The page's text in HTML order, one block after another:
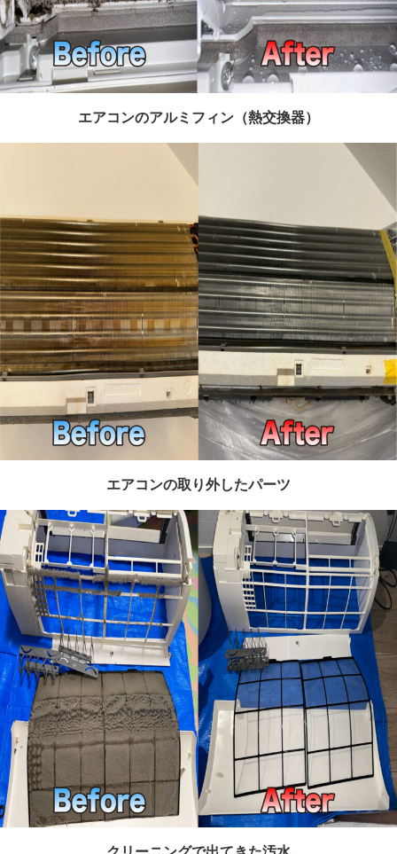
エアコンのアルミフィン（熱交換器）
エアコンの取り外したパーツ